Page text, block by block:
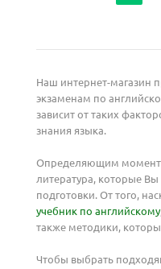
Наш интернет-магазин
экзаменам по
зависит от таких
знания языка.
Определяющим
литература, которые
подготовки. От того,
учебник по английскому
также методики,
Чтобы выбрать